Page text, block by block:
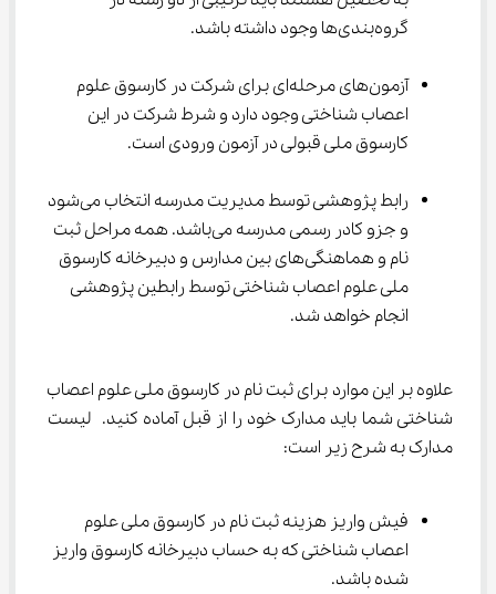
گروه‌بندی‌ها وجود داشته باشد.
آزمون‌های مرحله‌ای برای شرکت در کارسوق علوم
اعصاب شناختی وجود دارد و شرط شرکت در این
کارسوق ملی قبولی در آزمون ورودی است.
رابط پژوهشی توسط مدیریت مدرسه انتخاب می‌شود
و جزو کادر رسمی مدرسه می‌باشد. همه مراحل ثبت
نام و هماهنگی‌های بین مدارس و دبیرخانه کارسوق
ملی علوم اعصاب شناختی توسط رابطین پژوهشی
انجام خواهد شد.
علاوه بر این موارد برای ثبت نام در کارسوق ملی علوم اعصاب
شناختی شما باید مدارک خود را از قبل آماده کنید. لیست
مدارک به شرح زیر است:
فیش واریز هزینه ثبت نام در کارسوق ملی علوم
اعصاب شناختی که به حساب دبیرخانه کارسوق واریز
شده باشد.